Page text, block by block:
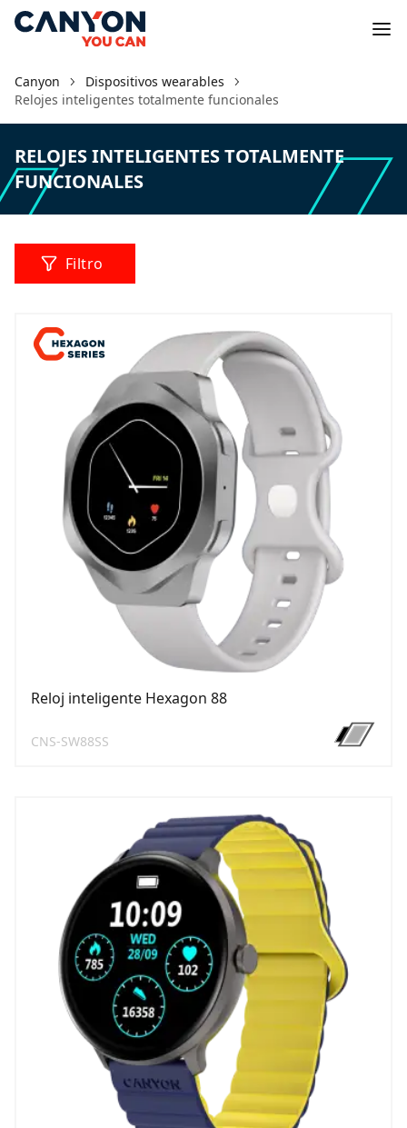
Canyon
Dispositivos wearables
Relojes inteligentes totalmente funcionales
RELOJES INTELIGENTES TOTALMENTE
FUNCIONALES
Filtro
Reloj inteligente Hexagon 88
CNS-SW88SS